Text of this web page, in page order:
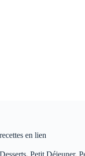
en lien
Desserts, Petit Déjeuner,